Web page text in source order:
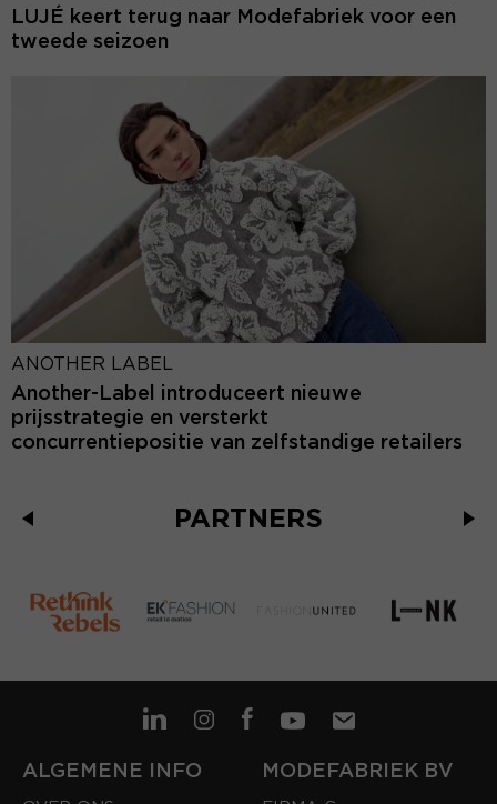
LUJÉ keert terug naar Modefabriek voor een
tweede seizoen
ANOTHER LABEL
Another-Label introduceert nieuwe
prijsstrategie en versterkt
concurrentiepositie van zelfstandige retailers
PARTNERS
ALGEMENE INFO MODEFABRIEK BV